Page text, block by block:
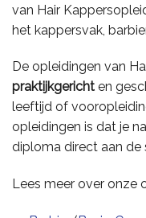
van Hair
het kappersvak,
De opleidingen van
praktijkgericht en
leeftijd of
opleidingen is dat je
diploma direct aan de
Lees meer over onze